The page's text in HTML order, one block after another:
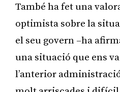
També ha fet una
optimista sobre la
el seu govern –ha
una situació que ens
l’anterior